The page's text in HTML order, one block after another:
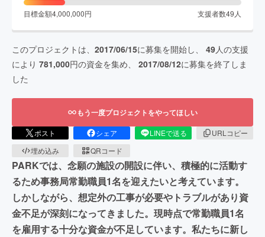
目標金額4,000,000円 支援者数49 人
このプロジェクトは、 2017/06/15に募集を開始し、 49人の支援
により 781,000円の資金を集め、 2017/08/12に募集を終了しま
した
もう一度プロジェクトをやってほしい
ポスト シェア LINEで送る
URLコピー
埋め込み
QRコード
PARKでは、念願の施設の開設に伴い、積極的に活動す
るため事務局常勤職員1名を迎えたいと考えています。
しかしながら、想定外の工事が必要やトラブルがあり資
金不足が深刻になってきました。現時点で常勤職員1名
を雇用する十分な資金が不足しています。私たちに新し